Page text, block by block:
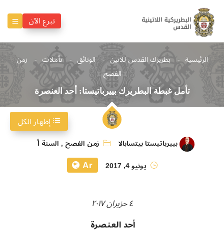
تبرع الآن
الرئيسية بطريرك القدس للاتين الوثائق تأملات
زمن
الفصح
تأمل غبطة البطريرك بييرباتيستا: أحد العنصرة
بييرباتيستا بيتسابالا زمن الفصح , السنة أ
يونيو 4, 2017
Ar
٤ حزيران ٢٠١٧
أحد العنصرة
إظهار الكل